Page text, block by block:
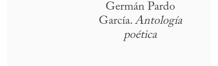
Germán Pardo
García. Antología
poética